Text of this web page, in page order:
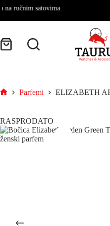
satovima
Parfemi ELIZABETH
RASPRODATO